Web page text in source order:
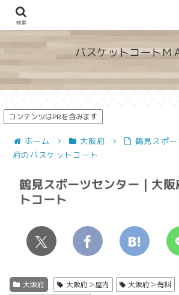
地図から探せる！穴場が見つかるバスケ
バスケットコートＭ
コンテンツはPRを含みます
ホーム 大阪府
鶴見スポ
府のバスケットコート
鶴見スポーツセンター | 大阪
トコート
大阪府 大阪府＞屋内
大阪府＞有料
検索